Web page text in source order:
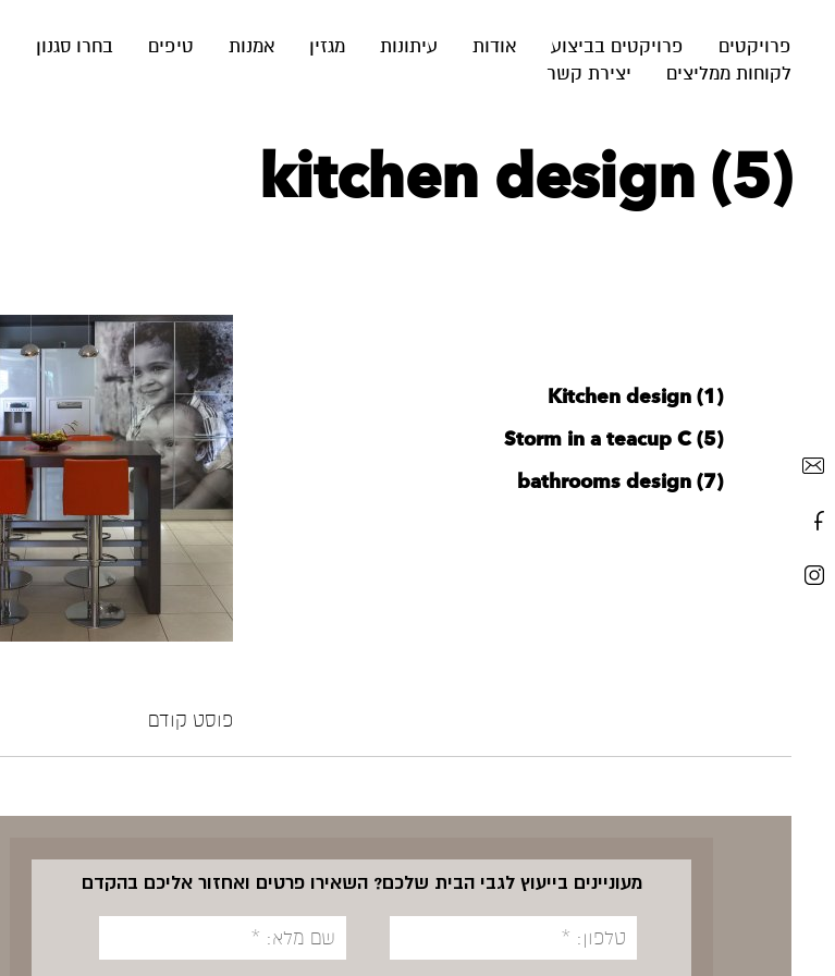
פרויקטים פרויקטים בביצוע אודות עיתונות מגזין אמנות טיפים
בחרו סגנון
לקוחות ממליצים
יצירת קשר
kitchen design (5)
Kitchen design (1)
Storm in a teacup C (5)
bathrooms design (7)
פוסט קודם
מעוניינים בייעוץ לגבי הבית שלכם? השאירו פרטים ואחזור אליכם בהקדם